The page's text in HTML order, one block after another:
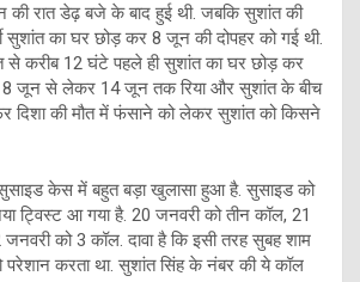
की रात डेढ़ बजे के बाद हुई थी. जबकि सुशांत की
सुशांत का घर छोड़ कर 8 जून की दोपहर को गई थी.
से करीब 12 घंटे पहले ही सुशांत का घर छोड़ कर
8 जून से लेकर 14 जून तक रिया और सुशांत के बीच
दिशा की मौत में फंसाने को लेकर सुशांत को किसने
केस में बहुत बड़ा खुलासा हुआ है. सुसाइड को
ट्विस्ट आ गया है. 20 जनवरी को तीन कॉल, 21
को 3 कॉल. दावा है कि इसी तरह सुबह शाम
परेशान करता था. सुशांत सिंह के नंबर की ये कॉल